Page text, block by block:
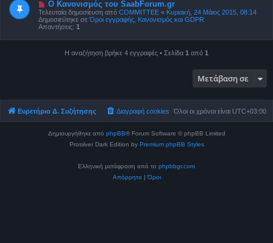
ηο
σ
ί
ε
σ
Ν
έ
α
δ
η
μ
Ο Κανονισμός του SaabForum.gr
Τελευταία δημοσίευση από COMMITTEE « Κυριακή, 24 Μάιος 2015, 08:14
Δημοσιεύτηκε σεΌροι εγγραφής, Κανονισμός και GDPR
Απαντήσεις: 1
Η αναζήτηση βρήκε 4 εγγραφές • Σελίδα 1 από 1
Μετάβαση σε
Ευρετήριο Δ. Συζήτησης Όλοι οι χρόνοι είναι UTC+03:00
Διαγραφή cookies
Δημιουργήθηκε από phpBB® Forum Software © phpBB Limited
Prosilver Dark Edition by Premium phpBB Styles
Ελληνική μετάφραση από το phpbbgr.com
Απόρρητο |Όροι